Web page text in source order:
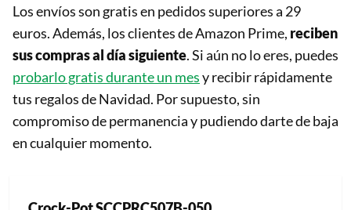
Los envíos son gratis en pedidos superiores a 29
euros. Además, los clientes de Amazon Prime, reciben
sus compras al día siguiente. Si aún no lo eres, puedes
probarlo gratis durante un mesy recibir rápidamente
tus regalos de Navidad. Por supuesto, sin
compromiso de permanencia y pudiendo darte de baja
en cualquier momento.